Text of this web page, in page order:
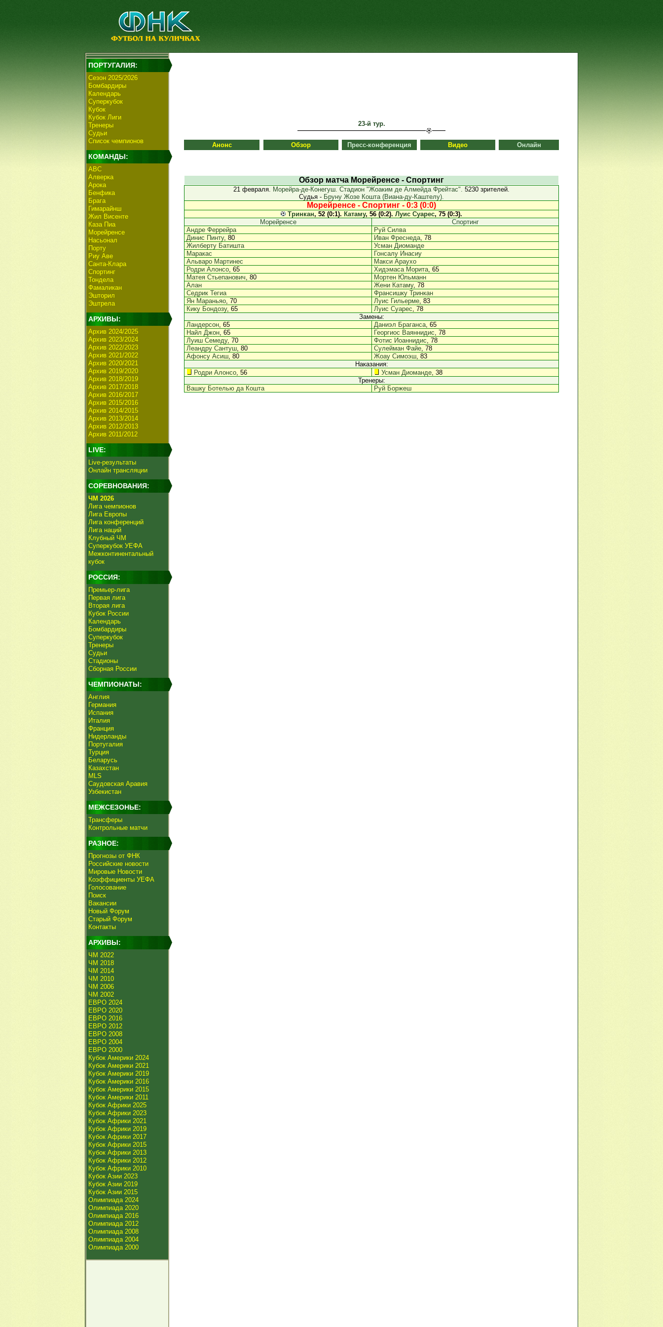
ПОРТУГАЛИЯ:
Сезон 2025/2026
Бомбардиры
Календарь
Суперкубок
Кубок
Кубок Лиги
Тренеры
Судьи
Список чемпионов
КОМАНДЫ:
АВС
Алверка
Арока
Бенфика
Брага
Гимарайнш
Жил Висенте
Каза Пиа
Морейренсе
Насьонал
Порту
Риу Аве
Санта-Клара
Спортинг
Тондела
Фамаликан
Эшторил
Эштрела
АРХИВЫ:
Архив 2024/2025
Архив 2023/2024
Архив 2022/2023
Архив 2021/2022
Архив 2020/2021
Архив 2019/2020
Архив 2018/2019
Архив 2017/2018
Архив 2016/2017
Архив 2015/2016
Архив 2014/2015
Архив 2013/2014
Архив 2012/2013
Архив 2011/2012
LIVE:
Live-результаты
Онлайн трансляции
СОРЕВНОВАНИЯ:
ЧМ 2026
Лига чемпионов
Лига Европы
Лига конференций
Лига наций
Клубный ЧМ
Суперкубок УЕФА
Межконтинентальный
кубок
РОССИЯ:
Премьер-лига
Первая лига
Вторая лига
Кубок России
Календарь
Бомбардиры
Суперкубок
Тренеры
Судьи
Стадионы
Сборная России
ЧЕМПИОНАТЫ:
Англия
Германия
Испания
Италия
Франция
Нидерланды
Португалия
Турция
Беларусь
Казахстан
MLS
Саудовская Аравия
Узбекистан
МЕЖСЕЗОНЬЕ:
Трансферы
Контрольные матчи
РАЗНОЕ:
Прогнозы от ФНК
Российские новости
Мировые Новости
Коэффициенты УЕФА
Голосование
Поиск
Вакансии
Новый Форум
Старый Форум
Контакты
АРХИВЫ:
ЧМ 2022
ЧМ 2018
ЧМ 2014
ЧМ 2010
ЧМ 2006
ЧМ 2002
ЕВРО 2024
ЕВРО 2020
ЕВРО 2016
ЕВРО 2012
ЕВРО 2008
ЕВРО 2004
ЕВРО 2000
Кубок Америки 2024
Кубок Америки 2021
Кубок Америки 2019
Кубок Америки 2016
Кубок Америки 2015
Кубок Америки 2011
Кубок Африки 2025
Кубок Африки 2023
Кубок Африки 2021
Кубок Африки 2019
Кубок Африки 2017
Кубок Африки 2015
Кубок Африки 2013
Кубок Африки 2012
Кубок Африки 2010
Кубок Азии 2023
Кубок Азии 2019
Кубок Азии 2015
Олимпиада 2024
Олимпиада 2020
Олимпиада 2016
Олимпиада 2012
Олимпиада 2008
Олимпиада 2004
Олимпиада 2000
23-й тур.
Анонс Обзор Пресс-конференция Видео Онлайн
Обзор матча Морейренсе - Спортинг
21 февраля. Морейра-де-Конегуш. Стадион "Жоаким де Алмейда Фрейтас". 5230 зрителей.
Судья - Бруну Жозе Кошта (Виана-ду-Каштелу).
Морейренсе - Спортинг - 0:3 (0:0)
Тринкан, 52 (0:1). Катаму, 56 (0:2). Луис Суарес, 75 (0:3).
Морейренсе
Спортинг
Андре Феррейра
Руй Силва
Динис Пинту, 80 Иван Фреснеда, 78
Жилберту Батишта
Усман Диоманде
Маракас
Гонсалу Инасиу
Альваро Мартинес
Макси Араухо
Родри Алонсо, 65 Хидэмаса Морита, 65
Матея Стьепанович, 80
Мортен Юльманн
Алан
Жени Катаму, 78
Седрик Тегиа
Франсишку Тринкан
Ян Мараньяо, 70 Луис Гильерме, 83
Кику Бондозу, 65 Луис Суарес, 78
Замены:
Ландерсон, 65 Даниэл Браганса, 65
Найл Джон, 65 Георгиос Ваяннидис, 78
Луиш Семеду, 70 Фотис Иоаннидис, 78
Леандру Сантуш, 80 Сулейман Файе, 78
Афонсу Асиш, 80 Жоау Симоэш, 83
Наказания:
Родри Алонсо, 56 Усман Диоманде, 38
Тренеры:
Вашку Ботелью да Кошта
Руй Боржеш